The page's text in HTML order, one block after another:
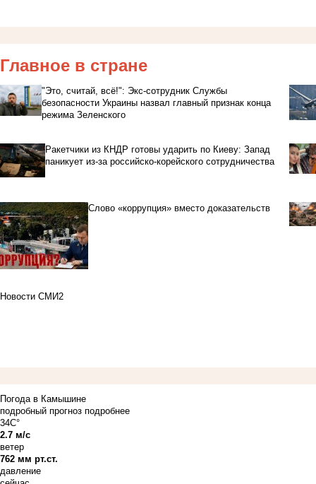
Главное в стране
"Это, считай, всё!": Экс-сотрудник Службы
безопасности Украины назвал главный признак конца
режима Зеленского
Ракетчики из КНДР готовы ударить по Киеву: Запад
паникует из-за российско-корейского сотрудничества
Слово «коррупция» вместо доказательств
Новости СМИ2
Погода в Камышине
подробный прогноз подробнее
34C°
2.7 м/с
ветер
762 мм рт.ст.
давление